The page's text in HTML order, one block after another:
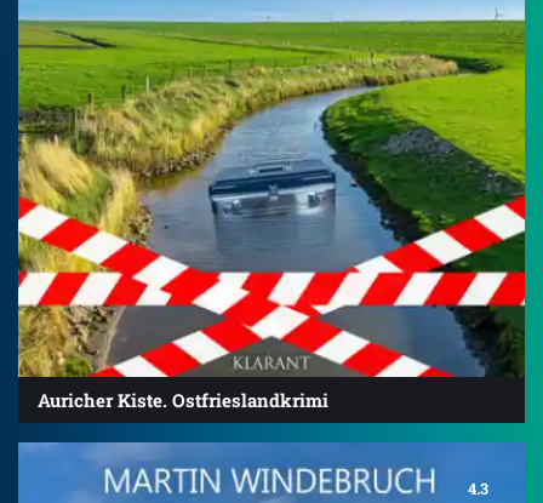
Auricher Kiste. Ostfrieslandkrimi
4.3